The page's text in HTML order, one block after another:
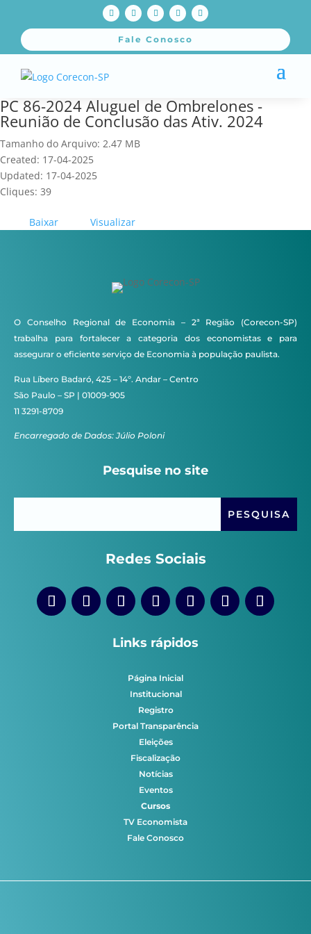
Fale Conosco
PC 86-2024 Aluguel de Ombrelones -
Reunião de Conclusão das Ativ. 2024
Tamanho do Arquivo: 2.47 MB
Created: 17-04-2025
Updated: 17-04-2025
Cliques: 39
Baixar Visualizar
O Conselho Regional de Economia – 2ª Região (Corecon-SP)
trabalha para fortalecer a categoria dos economistas e para
assegurar o eficiente serviço de Economia à população paulista.
Rua Líbero Badaró, 425 – 14º. Andar – Centro
São Paulo – SP | 01009-905
11 3291-8709
Encarregado de Dados: Júlio Poloni
Pesquise no site
Redes Sociais
Links rápidos
Página Inicial
Institucional
Registro
Portal Transparência
Eleições
Fiscalização
Notícias
Eventos
Cursos
TV Economista
Fale Conosco